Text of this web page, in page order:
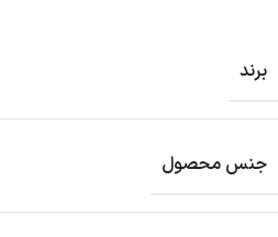
برند
جنس محصول